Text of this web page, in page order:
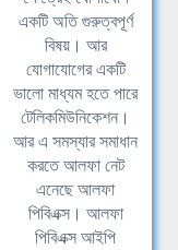
একটি অতি গুরুত্বপূর্ণ
বিষয়। আর
যোগাযোগের একটি
ভালো মাধ্যম হতে পারে
টেলিকমিউনিকেশন।
আর এ সমস্যার সমাধান
করতে আলফা নেট
এনেছে আলফা
পিবিএক্স। আলফা
পিবিএক্স আইপি